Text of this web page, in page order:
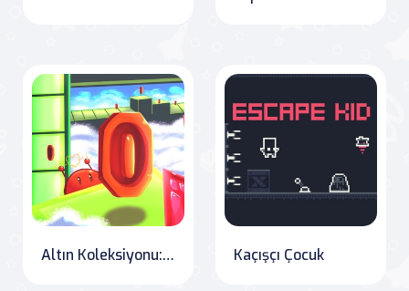
Altın Koleksiyonu: Hız Koşusu Kaçışçı Çocuk